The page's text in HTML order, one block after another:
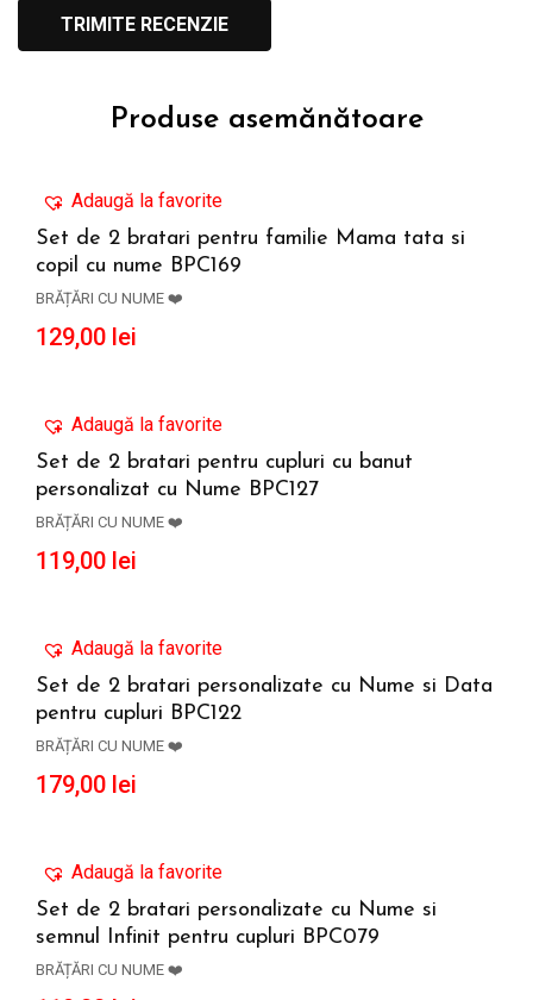
Produse asemănătoare
Adaugă la favorite
Set de 2 bratari pentru familie Mama tata si
copil cu nume BPC169
BRĂȚĂRI CU NUME ❤️
129,00 lei
Adaugă la favorite
Set de 2 bratari pentru cupluri cu banut
personalizat cu Nume BPC127
BRĂȚĂRI CU NUME ❤️
119,00 lei
Adaugă la favorite
Set de 2 bratari personalizate cu Nume si Data
pentru cupluri BPC122
BRĂȚĂRI CU NUME ❤️
179,00 lei
Adaugă la favorite
Set de 2 bratari personalizate cu Nume si
semnul Infinit pentru cupluri BPC079
BRĂȚĂRI CU NUME ❤️